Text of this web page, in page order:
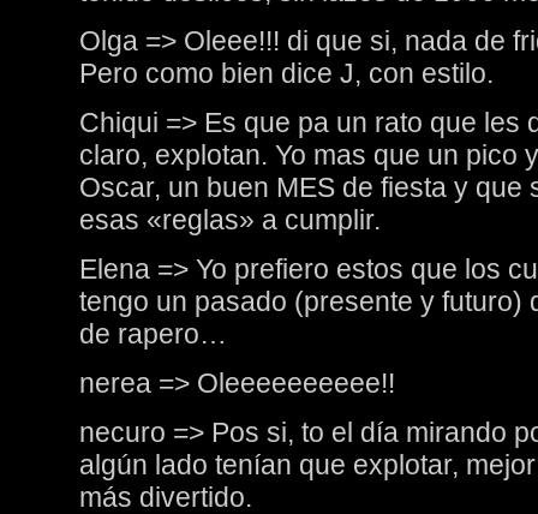
Olga => Oleee!!! di que si, nada de
Pero como bien dice J, con estilo.
Chiqui => Es que pa un rato que les
claro, explotan. Yo mas que un pico
Oscar, un buen MES de fiesta y que
esas «reglas» a cumplir.
Elena => Yo prefiero estos que los
tengo un pasado (presente y futuro)
de rapero…
nerea => Oleeeeeeeeee!!
necuro => Pos si, to el día mirando
algún lado tenían que explotar,
más divertido.